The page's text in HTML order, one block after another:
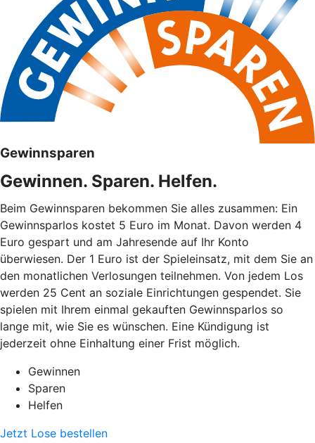
Gewinnsparen
Gewinnen. Sparen. Helfen.
Beim Gewinnsparen bekommen Sie alles zusammen: Ein
Gewinnsparlos kostet 5 Euro im Monat. Davon werden 4
Euro gespart und am Jahresende auf Ihr Konto
überwiesen. Der 1 Euro ist der Spieleinsatz, mit dem Sie an
den monatlichen Verlosungen teilnehmen. Von jedem Los
werden 25 Cent an soziale Einrichtungen gespendet. Sie
spielen mit Ihrem einmal gekauften Gewinnsparlos so
lange mit, wie Sie es wünschen. Eine Kündigung ist
jederzeit ohne Einhaltung einer Frist möglich.
Gewinnen
Sparen
Helfen
Jetzt Lose bestellen